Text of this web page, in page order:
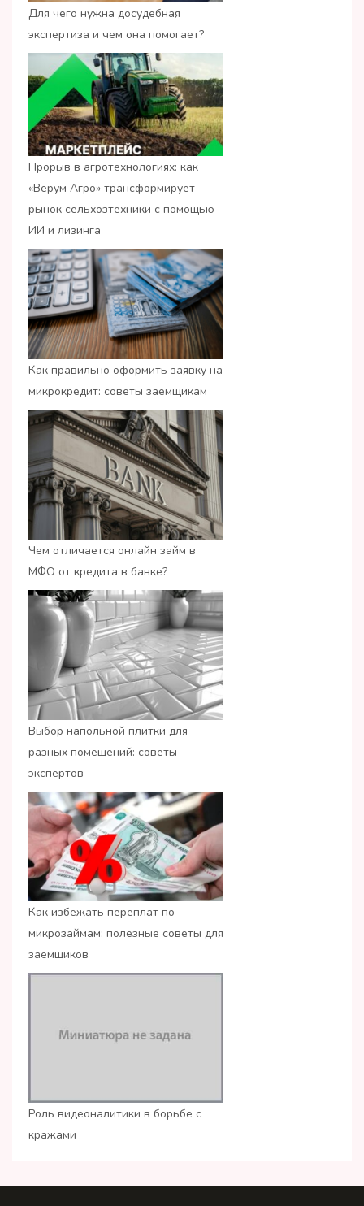
Для чего нужна досудебная
экспертиза и чем она помогает?
Прорыв в агротехнологиях: как
«Верум Агро» трансформирует
рынок сельхозтехники с помощью
ИИ и лизинга
Как правильно оформить заявку на
микрокредит: советы заемщикам
Чем отличается онлайн займ в
МФО от кредита в банке?
Выбор напольной плитки для
разных помещений: советы
экспертов
Как избежать переплат по
микрозаймам: полезные советы для
заемщиков
Роль видеоналитики в борьбе с
кражами